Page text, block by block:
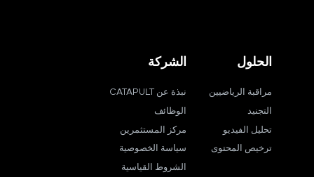
الحلول
مراقبة الرياضيين
التجنيد
تحليل الفيديو
ترخيص المحتوى
الشركة
نبذة عن CATAPULT
الوظائف
مركز المستثمرين
سياسة الخصوصية
الشروط القياسية